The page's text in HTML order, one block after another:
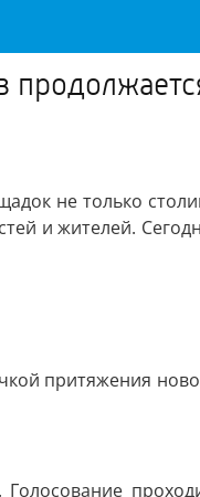
не только
и жителей.
притяжения